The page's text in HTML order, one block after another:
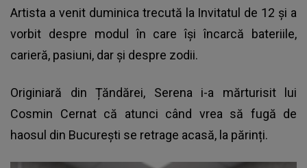
Artista a venit duminica trecută la Invitatul de 12 și a
vorbit despre modul în care își încarcă bateriile,
carieră, pasiuni, dar și despre zodii.
Originiară din Țăndărei, Serena i-a mărturisit lui
Cosmin Cernat că atunci când vrea să fugă de
haosul din București se retrage acasă, la părinți.